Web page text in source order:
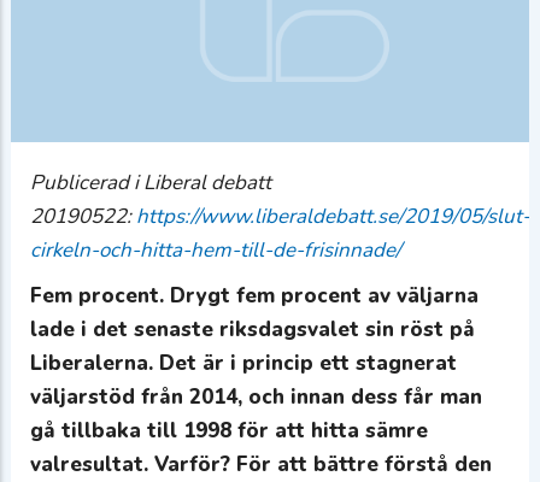
Publicerad i Liberal debatt
20190522:https://www.liberaldebatt.se/2019/05/slut-
cirkeln-och-hitta-hem-till-de-frisinnade/
Fem procent. Drygt fem procent av väljarna
lade i det senaste riksdagsvalet sin röst på
Liberalerna. Det är i princip ett stagnerat
väljarstöd från 2014, och innan dess får man
gå tillbaka till 1998 för att hitta sämre
valresultat. Varför? För att bättre förstå den